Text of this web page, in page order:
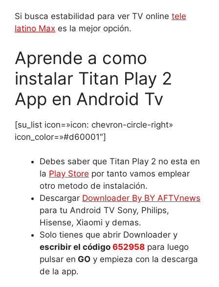
Si busca estabilidad para ver TV online tele
latino Max es la mejor opción.
Aprende a como
instalar Titan Play 2
App en Android Tv
[su_list icon=»icon: chevron-circle-right»
icon_color=»#d60001″]
Debes saber que Titan Play 2 no esta en
la Play Store por tanto vamos emplear
otro metodo de instalación.
Descargar Downloader By BY AFTVnews
para tu Android TV Sony, Philips,
Hisense, Xiaomi y demas.
Solo tienes que abrir Downloader y
escribir el código 652958 para luego
pulsar en GO y empieza con la descarga
de la app.